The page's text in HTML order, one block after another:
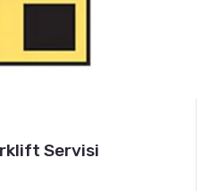
Servisi